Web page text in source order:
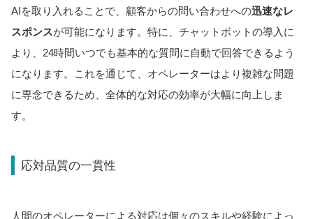
AIを取り入れることで、顧客からの問い合わせへの迅速なレ
スポンスが可能になります。特に、チャットボットの導入に
より、24時間いつでも基本的な質問に自動で回答できるよう
になります。これを通じて、オペレーターはより複雑な問題
に専念できるため、全体的な対応の効率が大幅に向上しま
す。
応対品質の一貫性
人間のオペレーターによる対応は個々のスキルや経験によっ